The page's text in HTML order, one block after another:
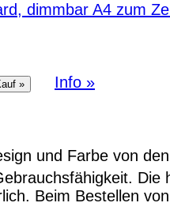
dimmbar A4 zum
Info »
und Farbe von
Beim Bestellen